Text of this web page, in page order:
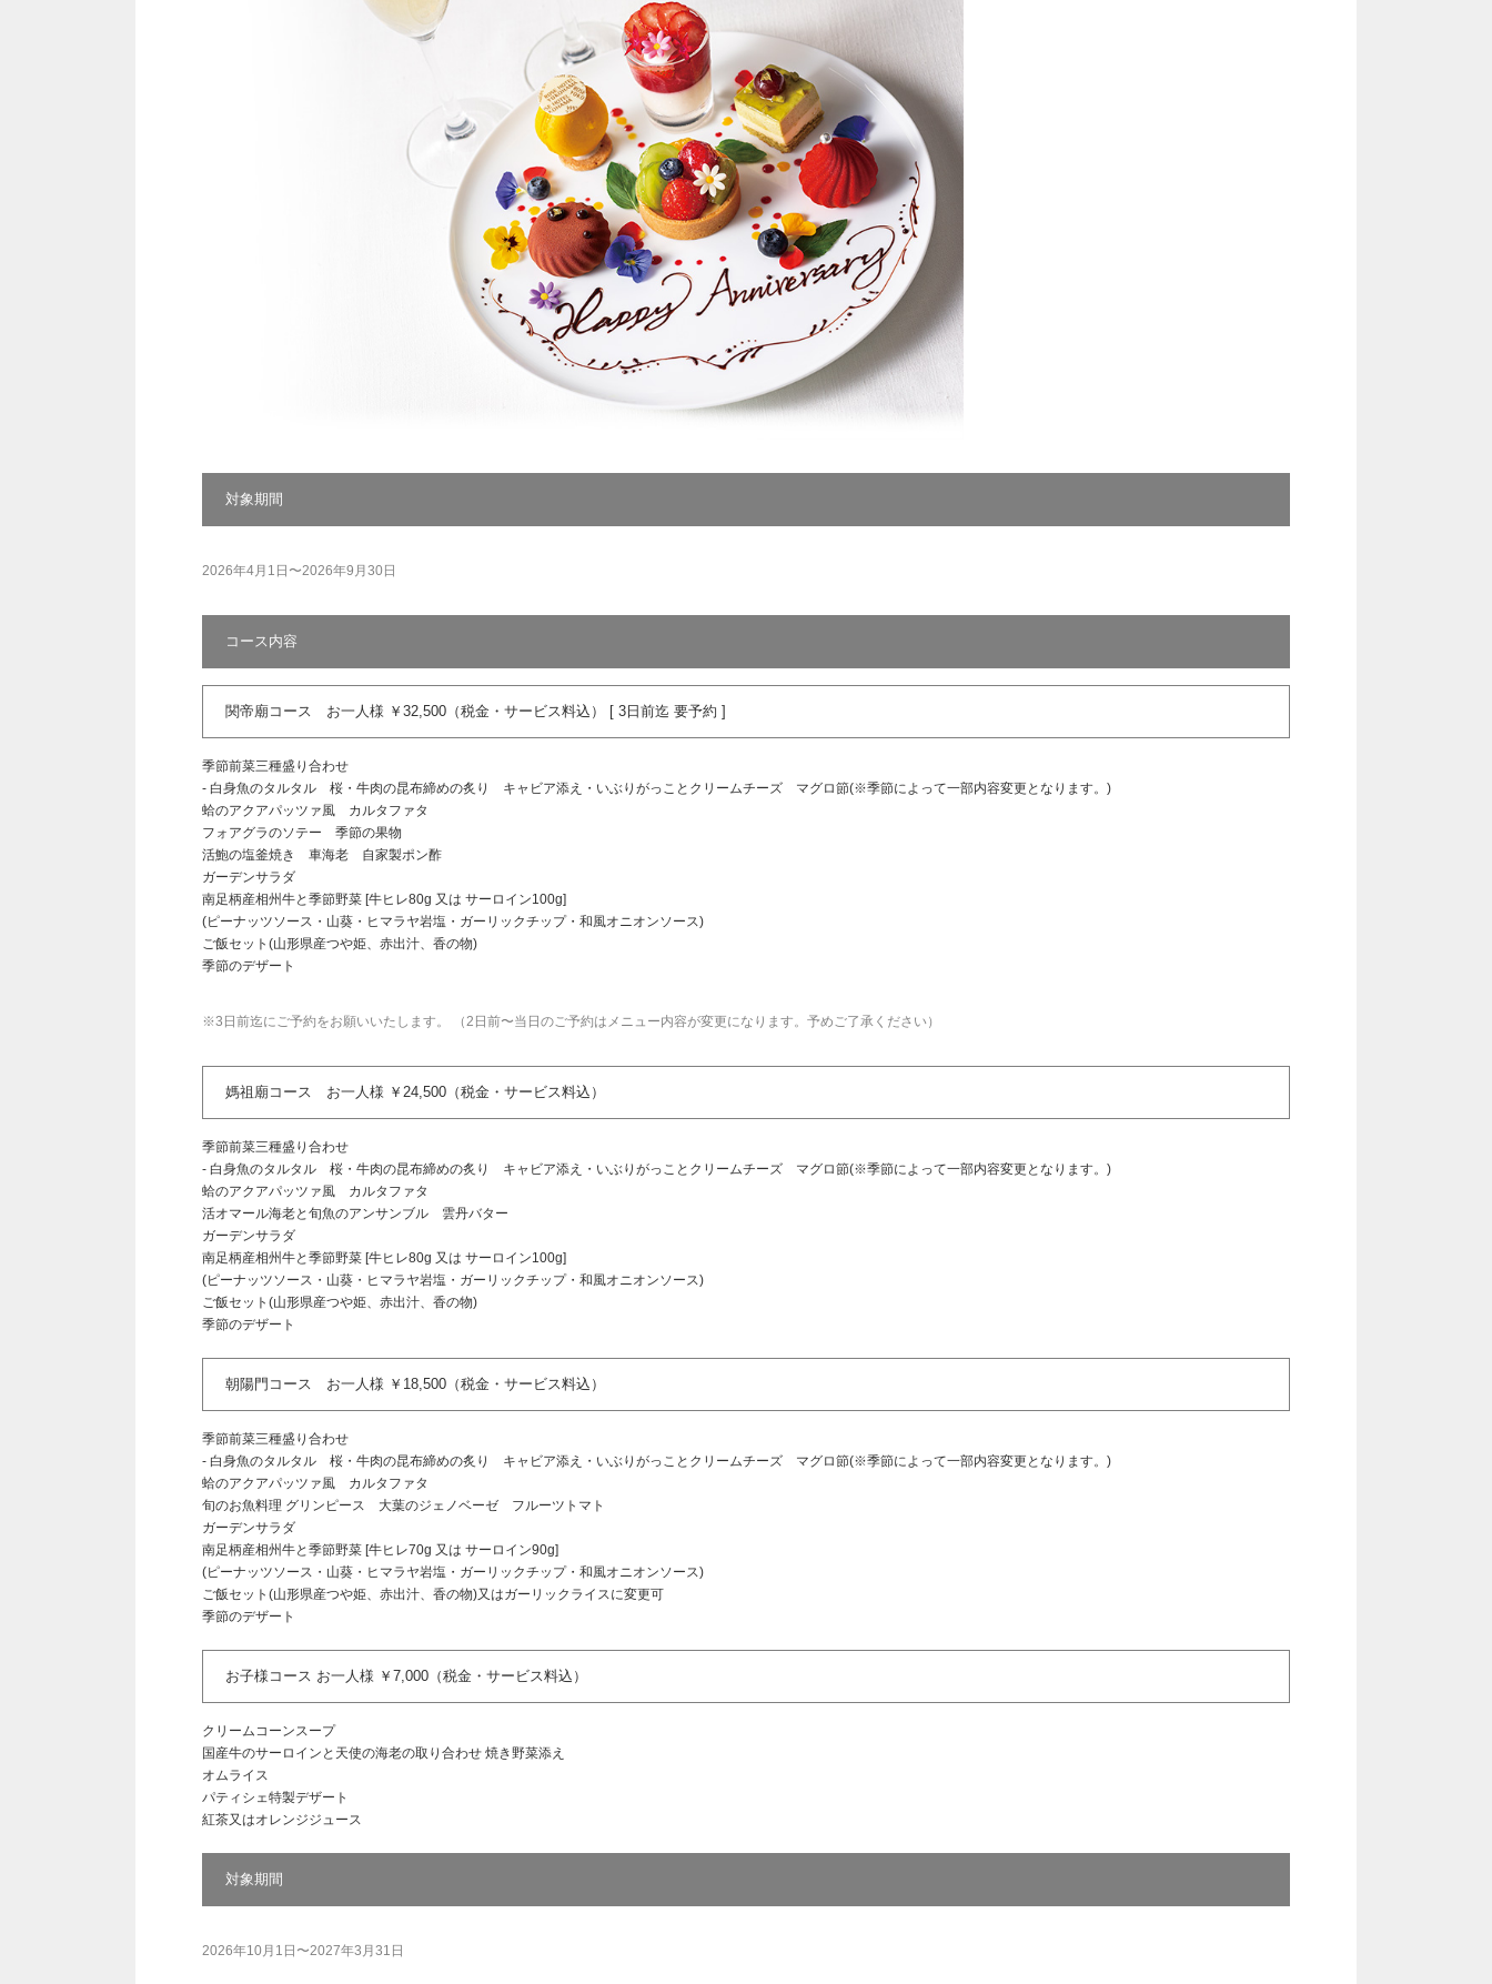
対象期間
2026年4月1日〜2026年9月30日
コース内容
関帝廟コース お一人様 ￥32,500（税金・サービス料込） [ 3日前迄 要予約 ]
季節前菜三種盛り合わせ
- 白身魚のタルタル 桜・牛肉の昆布締めの炙り キャビア添え・いぶりがっことクリームチーズ マグロ節(※季節によって一部内容変更となります。)
蛤のアクアパッツァ風 カルタファタ
フォアグラのソテー 季節の果物
活鮑の塩釜焼き 車海老 自家製ポン酢
ガーデンサラダ
南足柄産相州牛と季節野菜 [牛ヒレ80g 又は サーロイン100g]
(ピーナッツソース・山葵・ヒマラヤ岩塩・ガーリックチップ・和風オニオンソース)
ご飯セット(山形県産つや姫、赤出汁、香の物)
季節のデザート
※3日前迄にご予約をお願いいたします。 （2日前〜当日のご予約はメニュー内容が変更になります。予めご了承ください）
媽祖廟コース お一人様 ￥24,500（税金・サービス料込）
季節前菜三種盛り合わせ
- 白身魚のタルタル 桜・牛肉の昆布締めの炙り キャビア添え・いぶりがっことクリームチーズ マグロ節(※季節によって一部内容変更となります。)
蛤のアクアパッツァ風 カルタファタ
活オマール海老と旬魚のアンサンブル 雲丹バター
ガーデンサラダ
南足柄産相州牛と季節野菜 [牛ヒレ80g 又は サーロイン100g]
(ピーナッツソース・山葵・ヒマラヤ岩塩・ガーリックチップ・和風オニオンソース)
ご飯セット(山形県産つや姫、赤出汁、香の物)
季節のデザート
朝陽門コース お一人様 ￥18,500（税金・サービス料込）
季節前菜三種盛り合わせ
- 白身魚のタルタル 桜・牛肉の昆布締めの炙り キャビア添え・いぶりがっことクリームチーズ マグロ節(※季節によって一部内容変更となります。)
蛤のアクアパッツァ風 カルタファタ
旬のお魚料理 グリンピース 大葉のジェノベーゼ フルーツトマト
ガーデンサラダ
南足柄産相州牛と季節野菜 [牛ヒレ70g 又は サーロイン90g]
(ピーナッツソース・山葵・ヒマラヤ岩塩・ガーリックチップ・和風オニオンソース)
ご飯セット(山形県産つや姫、赤出汁、香の物)又はガーリックライスに変更可
季節のデザート
お子様コース お一人様 ￥7,000（税金・サービス料込）
クリームコーンスープ
国産牛のサーロインと天使の海老の取り合わせ 焼き野菜添え
オムライス
パティシェ特製デザート
紅茶又はオレンジジュース
対象期間
2026年10月1日〜2027年3月31日